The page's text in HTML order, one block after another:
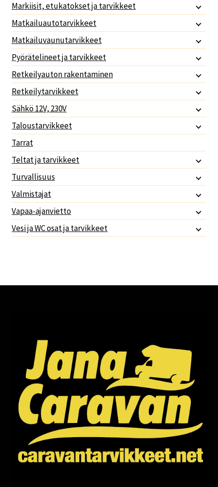
Markiisit, etukatokset ja tarvikkeet
Matkailuautotarvikkeet
Matkailuvaunutarvikkeet
Pyörätelineet ja tarvikkeet
Retkeilyauton rakentaminen
Retkeilytarvikkeet
Sähkö 12V, 230V
Taloustarvikkeet
Tarrat
Teltat ja tarvikkeet
Turvallisuus
Valmistajat
Vapaa-ajanvietto
Vesi ja WC osat ja tarvikkeet